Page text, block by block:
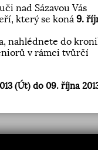
nad Sázavou Vás
který se koná 9.
nahlédnete do
v rámci tvůrčí
(Út) do 09. října